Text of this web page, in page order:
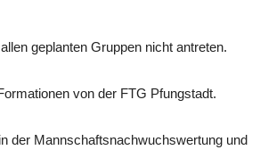
geplanten Gruppen nicht antreten.
von der FTG Pfungstadt.
der Mannschaftsnachwuchswertung und